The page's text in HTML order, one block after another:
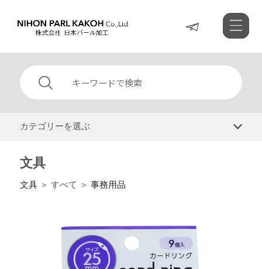
カテゴリーを選ぶ
文具
文具＞ すべて ＞ 事務用品